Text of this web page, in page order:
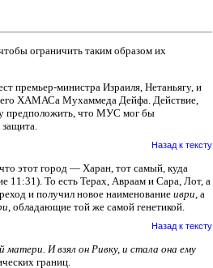
ограничить таким образом их
премьер-министра Израиля, Нетаньягу, и
ХАМАСа Мухаммеда Дейфа. Действие,
предположить, что МУС мог бы
защита.
Назад к тексту
этот город — Харан, тот самый, куда
11:31). То есть Терах, Авраам и Сара, Лот, а
и получил новое наименование иври, а
, обладающие той же самой генетикой.
Назад к тексту
И взял он Ривку, и стала она ему
границ.